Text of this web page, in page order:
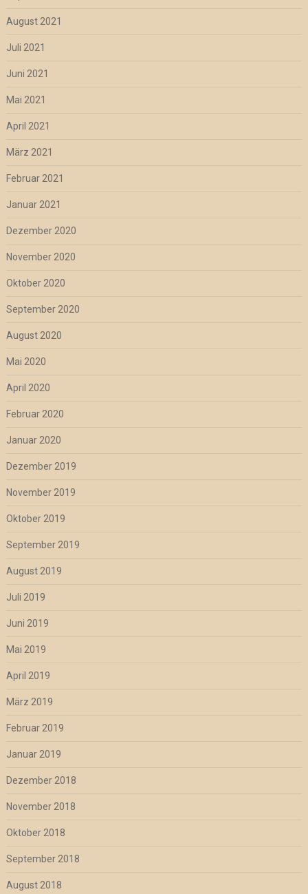
August 2021
Juli 2021
Juni 2021
Mai 2021
April 2021
März 2021
Februar 2021
Januar 2021
Dezember 2020
November 2020
Oktober 2020
September 2020
August 2020
Mai 2020
April 2020
Februar 2020
Januar 2020
Dezember 2019
November 2019
Oktober 2019
September 2019
August 2019
Juli 2019
Juni 2019
Mai 2019
April 2019
März 2019
Februar 2019
Januar 2019
Dezember 2018
November 2018
Oktober 2018
September 2018
August 2018